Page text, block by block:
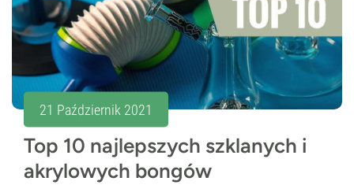
21 Październik 2021
Top 10 najlepszych szklanych i
akrylowych bongów